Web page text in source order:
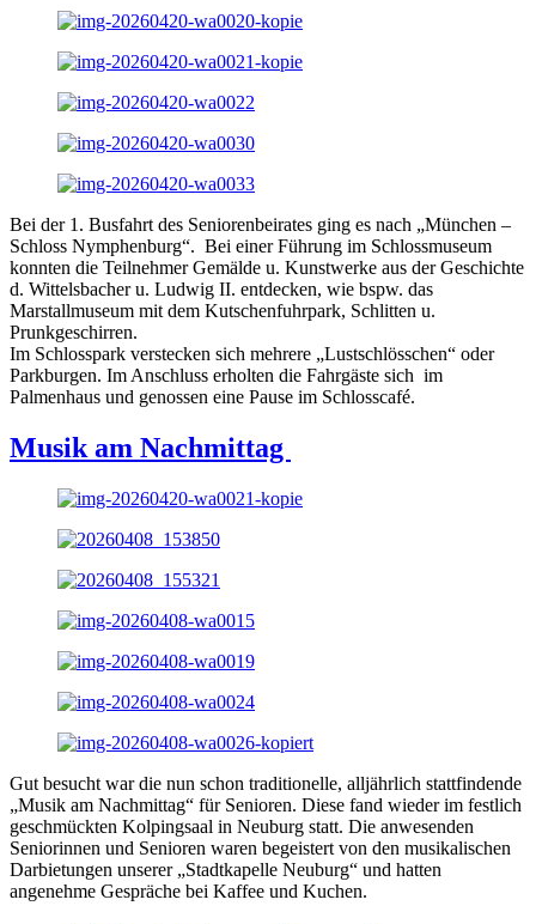
Bei der 1. Busfahrt des Seniorenbeirates ging es nach „München –
Schloss Nymphenburg“. Bei einer Führung im Schlossmuseum
konnten die Teilnehmer Gemälde u. Kunstwerke aus der Geschichte
d. Wittelsbacher u. Ludwig II. entdecken, wie bspw. das
Marstallmuseum mit dem Kutschenfuhrpark, Schlitten u.
Prunkgeschirren.
Im Schlosspark verstecken sich mehrere „Lustschlösschen“ oder
Parkburgen. Im Anschluss erholten die Fahrgäste sich im
Palmenhaus und genossen eine Pause im Schlosscafé.
Musik am Nachmittag
Gut besucht war die nun schon traditionelle, alljährlich stattfindende
„Musik am Nachmittag“ für Senioren. Diese fand wieder im festlich
geschmückten Kolpingsaal in Neuburg statt. Die anwesenden
Seniorinnen und Senioren waren begeistert von den musikalischen
Darbietungen unserer „Stadtkapelle Neuburg“ und hatten
angenehme Gespräche bei Kaffee und Kuchen.